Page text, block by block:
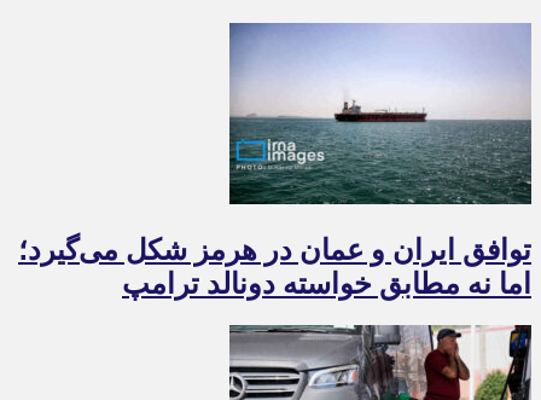
توافق ایران و عمان در هرمز شکل می‌گیرد؛
اما نه مطابق خواسته دونالد ترامپ